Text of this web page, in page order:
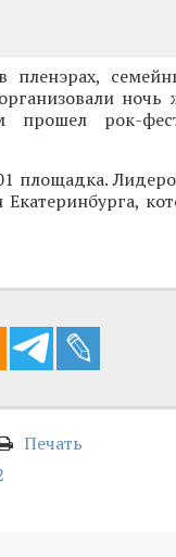
прошел рок-
площадка.
Печать